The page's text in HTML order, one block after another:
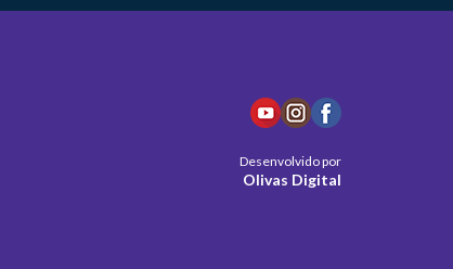
Desenvolvido por
Olivas Digital